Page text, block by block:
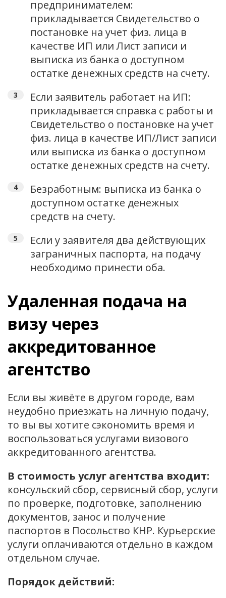
предпринимателем:
прикладывается Свидетельство о
постановке на учет физ. лица в
качестве ИП или Лист записи и
выписка из банка о доступном
остатке денежных средств на счету.
Если заявитель работает на ИП:
прикладывается справка с работы и
Свидетельство о постановке на учет
физ. лица в качестве ИП/Лист записи
или выписка из банка о доступном
остатке денежных средств на счету.
Безработным: выписка из банка о
доступном остатке денежных
средств на счету.
Если у заявителя два действующих
заграничных паспорта, на подачу
необходимо принести оба.
Удаленная подача на
визу через
аккредитованное
агентство
Если вы живёте в другом городе, вам
неудобно приезжать на личную подачу,
то вы вы хотите сэкономить время и
воспользоваться услугами визового
аккредитованного агентства.
В стоимость услуг агентства входит:
консульский сбор, сервисный сбор, услуги
по проверке, подготовке, заполнению
документов, занос и получение
паспортов в Посольство КНР. Курьерские
услуги оплачиваются отдельно в каждом
отдельном случае.
Порядок действий: